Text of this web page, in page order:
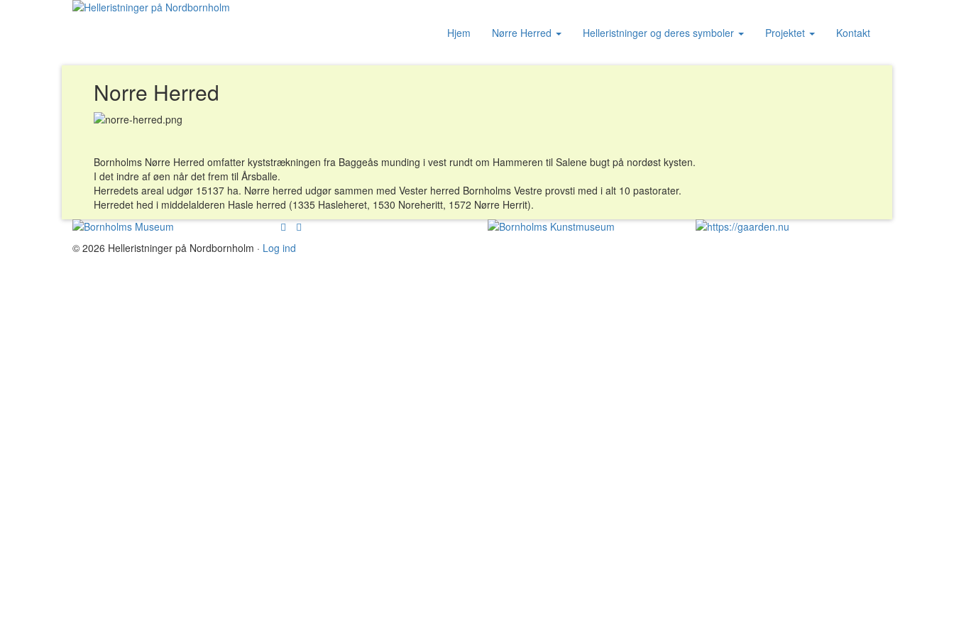
Hjem Nørre Herred Helleristninger og deres symboler Projektet Kontakt
Norre Herred
Bornholms Nørre Herred omfatter kyststrækningen fra Baggeås munding i vest rundt om Hammeren til Salene bugt på nordøst kysten.
I det indre af øen når det frem til Årsballe.
Herredets areal udgør 15137 ha. Nørre herred udgør sammen med Vester herred Bornholms Vestre provsti med i alt 10 pastorater.
Herredet hed i middelalderen Hasle herred (1335 Hasleheret, 1530 Noreheritt, 1572 Nørre Herrit).
© 2026 Helleristninger på Nordbornholm · Log ind